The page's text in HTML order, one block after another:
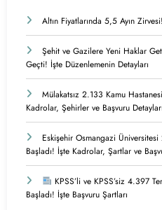
Altın Fiyatlarında 5,5 Ayın
Şehit ve Gazilere Yeni Haklar
Geçti! İşte Düzenlemenin Detayları
Mülakatsız 2.133 Kamu
Kadrolar, Şehirler ve Başvuru Detayları
Eskişehir Osmangazi
Başladı! İşte Kadrolar, Şartlar ve
KPSS’li ve KPSS’siz 4.397
Başladı! İşte Başvuru Şartları